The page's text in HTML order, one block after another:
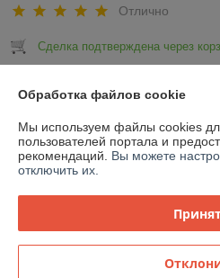
Отлично
Сделка подтверждена через
Показать все
О нас
Контакты
Доставка и оплата
Обработка файлов cookie
Мы используем файлы cookies
пользователей портала и
рекомендаций. Вы можете
отключить их.